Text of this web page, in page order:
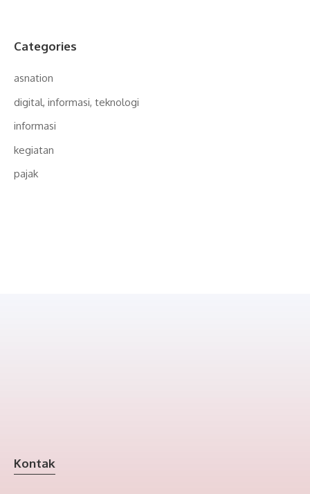
Categories
asnation
digital, informasi, teknologi
informasi
kegiatan
pajak
Kontak